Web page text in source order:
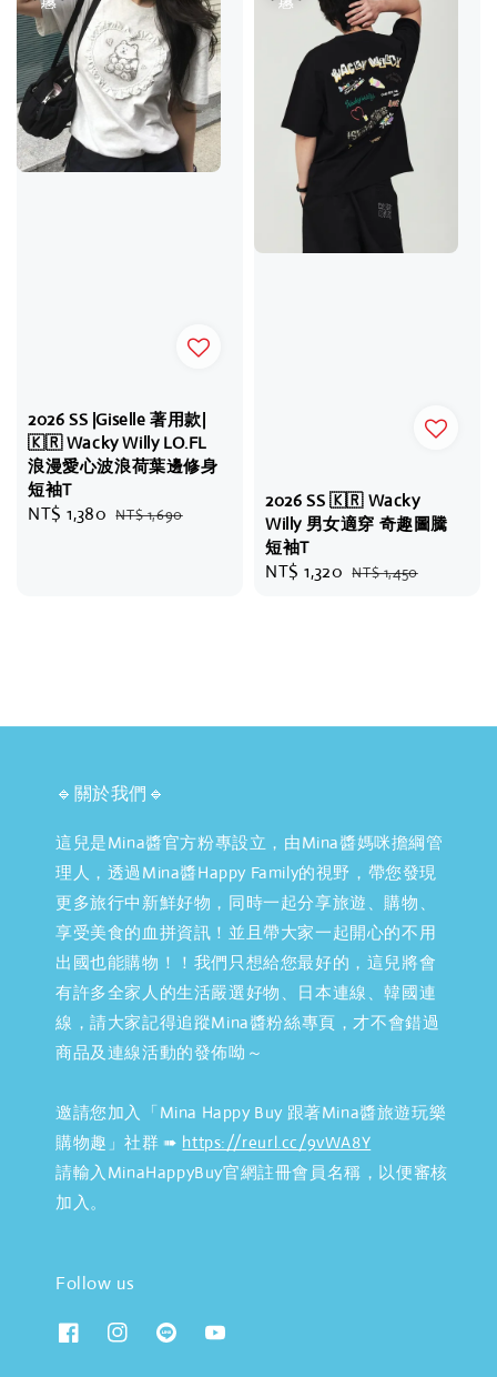
2026 SS |Giselle 著用款|
🇰🇷 Wacky Willy LO.FL
浪漫愛心波浪荷葉邊修身
短袖T
Sale
NT$ 1,380 Regular
NT$ 1,690
2026 SS 🇰🇷 Wacky
Willy 男女適穿 奇趣圖騰
短袖T
Sale
NT$ 1,320 Regular
NT$ 1,450
🔹關於我們🔹
這兒是Mina醬官方粉專設立，由Mina醬媽咪擔綱管
理人，透過Mina醬Happy Family的視野，帶您發現
更多旅行中新鮮好物，同時一起分享旅遊、購物、
享受美食的血拼資訊！並且帶大家一起開心的不用
出國也能購物！！我們只想給您最好的，這兒將會
有許多全家人的生活嚴選好物、日本連線、韓國連
線，請大家記得追蹤Mina醬粉絲專頁，才不會錯過
商品及連線活動的發佈呦～
邀請您加入「Mina Happy Buy 跟著Mina醬旅遊玩樂
購物趣」社群 ➠ https://reurl.cc/9vWA8Y
請輸入MinaHappyBuy官網註冊會員名稱，以便審核
加入。
Follow us